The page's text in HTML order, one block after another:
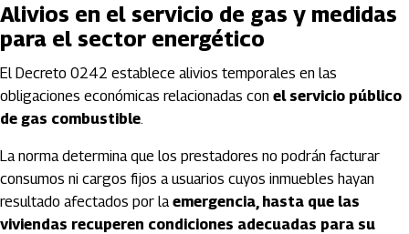
Alivios en el servicio de gas y medidas
para el sector energético
El Decreto 0242 establece alivios temporales en las
obligaciones económicas relacionadas con el servicio público
de gas combustible.
La norma determina que los prestadores no podrán facturar
consumos ni cargos fijos a usuarios cuyos inmuebles hayan
resultado afectados por laemergencia, hasta que las
viviendas recuperen condiciones adecuadas para su